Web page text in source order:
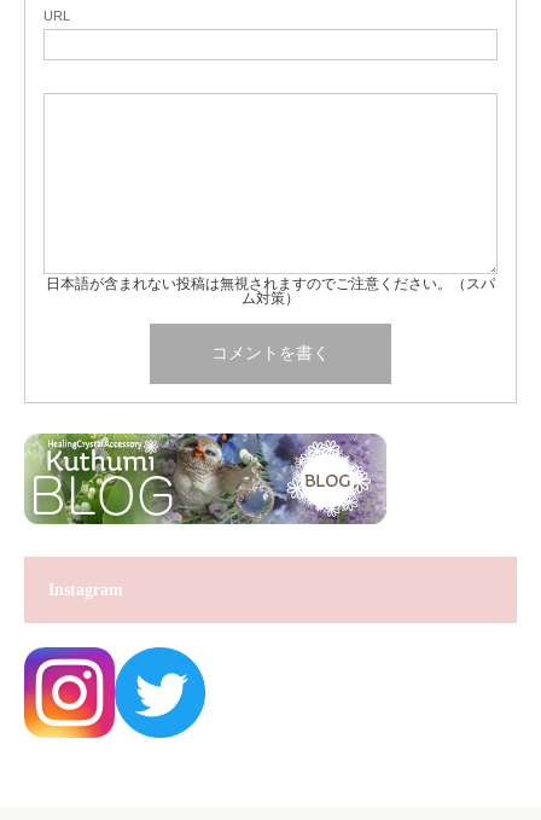
URL
日本語が含まれない投稿は無視されますのでご注意ください。（スパ
ム対策）
Instagram